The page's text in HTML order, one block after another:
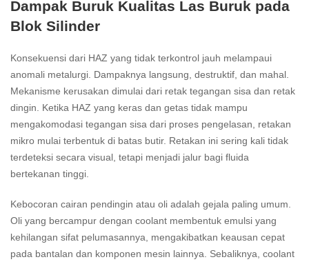
Dampak Buruk Kualitas Las Buruk pada
Blok Silinder
Konsekuensi dari HAZ yang tidak terkontrol jauh melampaui
anomali metalurgi. Dampaknya langsung, destruktif, dan mahal.
Mekanisme kerusakan dimulai dari retak tegangan sisa dan retak
dingin. Ketika HAZ yang keras dan getas tidak mampu
mengakomodasi tegangan sisa dari proses pengelasan, retakan
mikro mulai terbentuk di batas butir. Retakan ini sering kali tidak
terdeteksi secara visual, tetapi menjadi jalur bagi fluida
bertekanan tinggi.
Kebocoran cairan pendingin atau oli adalah gejala paling umum.
Oli yang bercampur dengan coolant membentuk emulsi yang
kehilangan sifat pelumasannya, mengakibatkan keausan cepat
pada bantalan dan komponen mesin lainnya. Sebaliknya, coolant